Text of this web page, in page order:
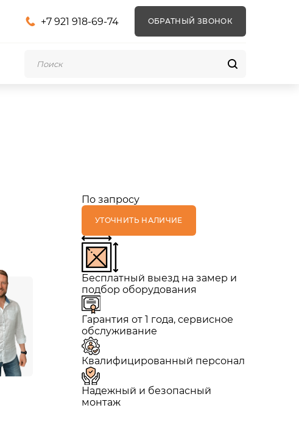
+7 921 918-69-74 ОБРАТНЫЙ ЗВОНОК
По запросу
УТОЧНИТЬ НАЛИЧИЕ
Бесплатный выезд на замер и
подбор оборудования
Гарантия от 1 года, сервисное
обслуживание
Квалифицированный персонал
Надежный и безопасный
монтаж